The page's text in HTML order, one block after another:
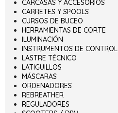
CARCASAS Y ACCESORIOS
CARRETES Y SPOOLS
CURSOS DE BUCEO
HERRAMIENTAS DE CORTE
ILUMINACIÓN
INSTRUMENTOS DE CONTROL
LASTRE TÉCNICO
LATIGUILLOS
MÁSCARAS
ORDENADORES
REBREATHER
REGULADORES